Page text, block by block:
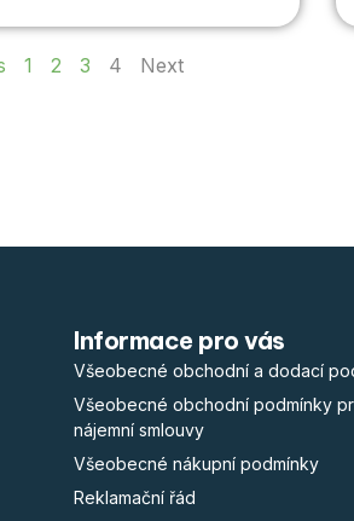
1 2 3 4 Next
Informace pro vás
Všeobecné obchodní a dodací
Všeobecné obchodní podmínky
nájemní smlouvy
Všeobecné nákupní podmínky
Reklamační řád